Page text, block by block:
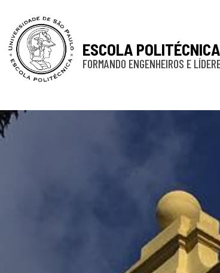
ESCOLA POLITÉCNICA
FORMANDO ENGENHEIROS E